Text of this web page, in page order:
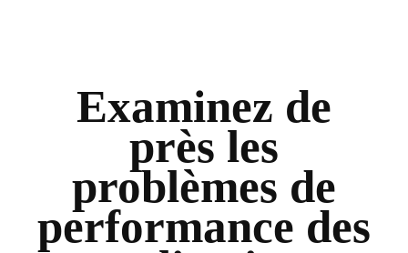
Examinez de
près les
problèmes de
performance des